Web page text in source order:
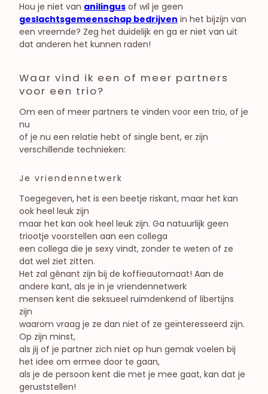
Hou je niet van anilingus of wil je geen
geslachtsgemeenschap bedrijven in het bijzijn van
een vreemde? Zeg het duidelijk en ga er niet van uit
dat anderen het kunnen raden!
Waar vind ik een of meer partners
voor een trio?
Om een of meer partners te vinden voor een trio, of je
nu
of je nu een relatie hebt of single bent, er zijn
verschillende technieken:
Je vriendennetwerk
Toegegeven, het is een beetje riskant, maar het kan
ook heel leuk zijn
maar het kan ook heel leuk zijn. Ga natuurlijk geen
triootje voorstellen aan een collega
een collega die je sexy vindt, zonder te weten of ze
dat wel ziet zitten.
Het zal gênant zijn bij de koffieautomaat! Aan de
andere kant, als je in je vriendennetwerk
mensen kent die seksueel ruimdenkend of libertijns
zijn
waarom vraag je ze dan niet of ze geïnteresseerd zijn.
Op zijn minst,
als jij of je partner zich niet op hun gemak voelen bij
het idee om ermee door te gaan,
als je de persoon kent die met je mee gaat, kan dat je
geruststellen!